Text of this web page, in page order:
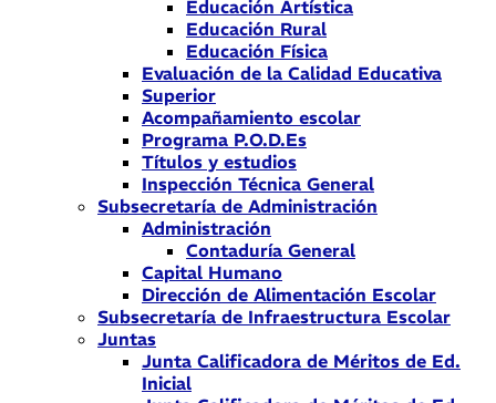
Educación Artística
Educación Rural
Educación Física
Evaluación de la Calidad Educativa
Superior
Acompañamiento escolar
Programa P.O.D.Es
Títulos y estudios
Inspección Técnica General
Subsecretaría de Administración
Administración
Contaduría General
Capital Humano
Dirección de Alimentación Escolar
Subsecretaría de Infraestructura Escolar
Juntas
Junta Calificadora de Méritos de Ed.
Inicial